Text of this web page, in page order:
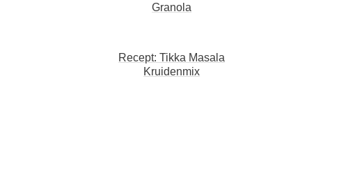
Granola
Recept: Tikka Masala
Kruidenmix